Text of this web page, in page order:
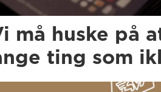
må huske på
ting som